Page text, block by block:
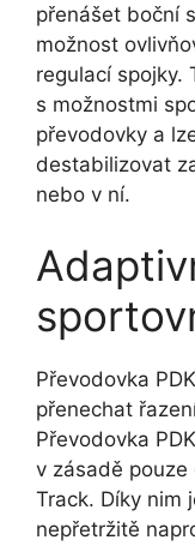
přenášet boční
možnost
regulací spojky.
s možnostmi
převodovky a
destabilizovat
nebo v ní.
Převodovka
přenechat
Převodovka
v zásadě pouze
Track. Díky nim
nepřetržitě